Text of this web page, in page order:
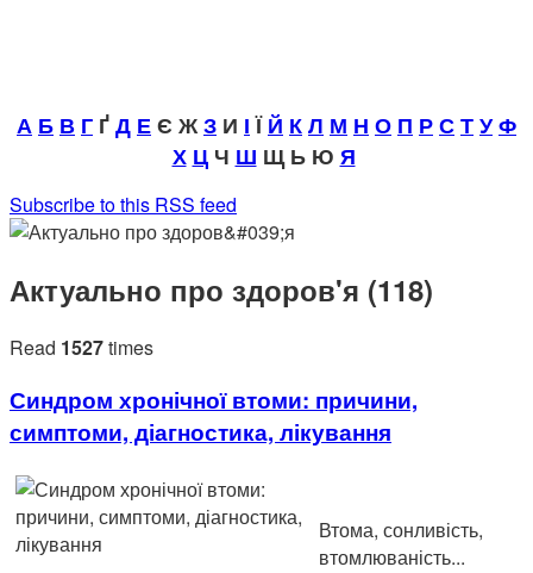
А Б В Г ҐД ЕЄ ЖЗ И ІЇЙ КЛ М Н О П РСТУФ
Х ЦЧ Ш Щ Ь Ю Я
Subscribe to this RSS feed
Актуально про здоров'я (118)
Read 1527times
Синдром хронічної втоми: причини,
симптоми, діагностика, лікування
Втома, сонливість,
втомлюваність...